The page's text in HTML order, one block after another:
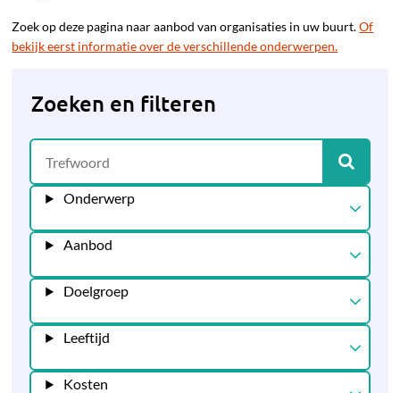
Zoek op deze pagina naar aanbod van organisaties in uw buurt.Of
bekijk eerst informatie over de verschillende onderwerpen.
Zoeken en filteren
Onderwerp
Aanbod
Doelgroep
Leeftijd
Kosten